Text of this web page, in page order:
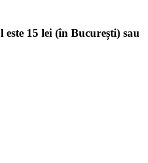
15 lei (în București) sau